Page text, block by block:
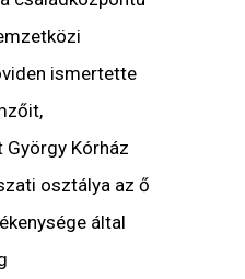
ismertette
Kórház
osztálya az ő
által